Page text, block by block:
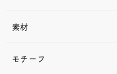
素材
モチーフ